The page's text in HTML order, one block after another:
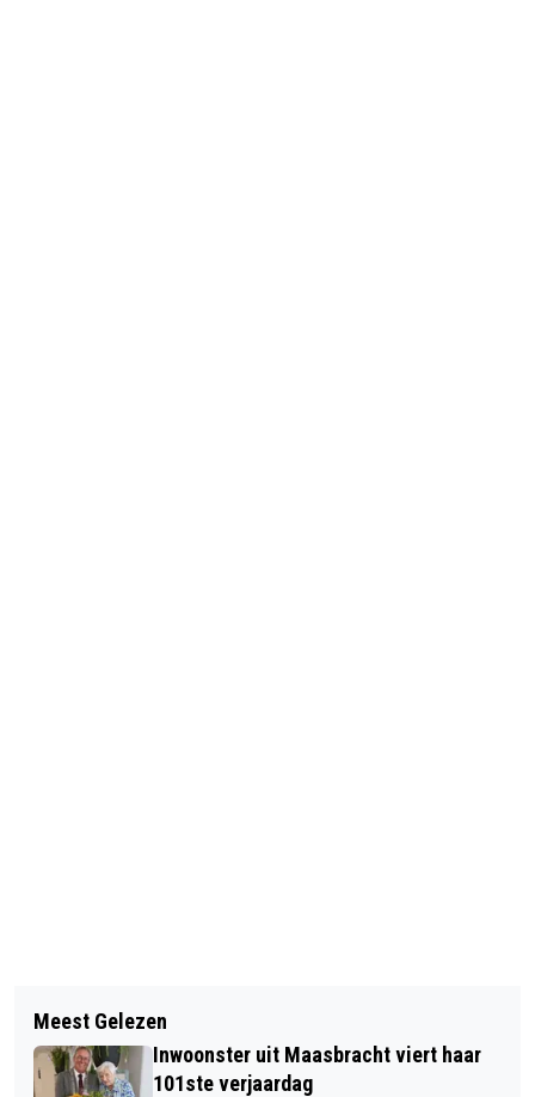
OPTOCHT OLS 2026 KLEURDE DE
STRATEN VAN MELICK
OPEN AIR CONCERT 2026 IN THORN
Meest Gelezen
Inwoonster uit Maasbracht viert haar
101ste verjaardag